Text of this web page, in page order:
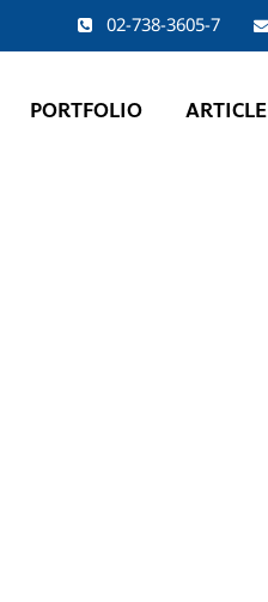
02-738-3605-7
PORTFOLIO ARTICLE